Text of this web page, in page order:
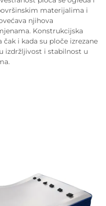
materijalima i
njihova
Konstrukcijska
i kada su ploče izrezane
izdržljivost i stabilnost u